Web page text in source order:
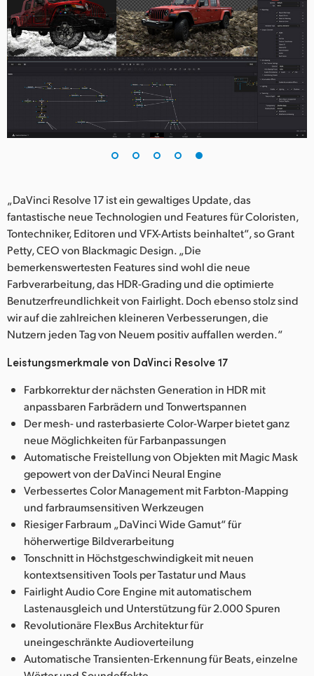
„DaVinci Resolve 17 ist ein gewaltiges Update, das
fantastische neue Technologien und Features für Coloristen,
Tontechniker, Editoren und VFX-Artists beinhaltet“, so Grant
Petty, CEO von Blackmagic Design. „Die
bemerkenswertesten Features sind wohl die neue
Farbverarbeitung, das HDR-Grading und die optimierte
Benutzerfreundlichkeit von Fairlight. Doch ebenso stolz sind
wir auf die zahlreichen kleineren Verbesserungen, die
Nutzern jeden Tag von Neuem positiv auffallen werden.“
Leistungsmerkmale von DaVinci Resolve 17
Farbkorrektur der nächsten Generation in HDR mit
anpassbaren Farbrädern und Tonwertspannen
Der mesh- und rasterbasierte Color-Warper bietet ganz
neue Möglichkeiten für Farbanpassungen
Automatische Freistellung von Objekten mit Magic Mask
gepowert von der DaVinci Neural Engine
Verbessertes Color Management mit Farbton-Mapping
und farbraumsensitiven Werkzeugen
Riesiger Farbraum „DaVinci Wide Gamut“ für
höherwertige Bildverarbeitung
Tonschnitt in Höchstgeschwindigkeit mit neuen
kontextsensitiven Tools per Tastatur und Maus
Fairlight Audio Core Engine mit automatischem
Lastenausgleich und Unterstützung für 2.000 Spuren
Revolutionäre FlexBus Architektur für
uneingeschränkte Audioverteilung
Automatische Transienten-Erkennung für Beats, einzelne